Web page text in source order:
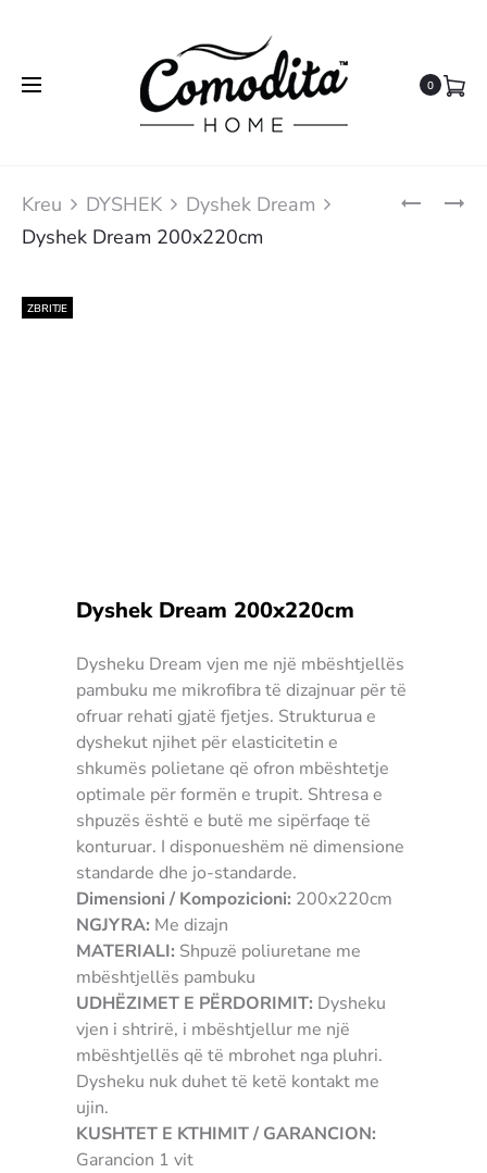
0
Kreu DYSHEK
Dyshek Dream
Dyshek Dream 200x220cm
ZBRITJE
Dyshek Dream 200x220cm
Dysheku Dream vjen me një mbështjellës
pambuku me mikrofibra të dizajnuar për të
ofruar rehati gjatë fjetjes. Strukturua e
dyshekut njihet për elasticitetin e
shkumës polietane që ofron mbështetje
optimale për formën e trupit. Shtresa e
shpuzës është e butë me sipërfaqe të
konturuar. I disponueshëm në dimensione
standarde dhe jo-standarde.
Dimensioni / Kompozicioni: 200x220cm
NGJYRA: Me dizajn
MATERIALI: Shpuzë poliuretane me
mbështjellës pambuku
UDHËZIMET E PËRDORIMIT: Dysheku
vjen i shtrirë, i mbështjellur me një
mbështjellës që të mbrohet nga pluhri.
Dysheku nuk duhet të ketë kontakt me
ujin.
KUSHTET E KTHIMIT / GARANCION:
Garancion 1 vit